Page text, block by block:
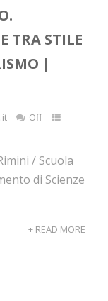
TRA STILE
|
Off
/ Scuola
di Scienze
+ READ MORE